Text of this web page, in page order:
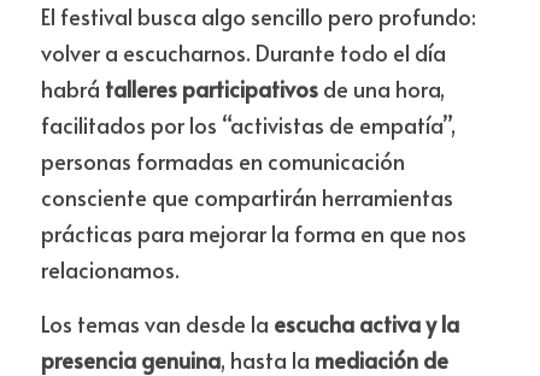
El festival busca algo sencillo pero profundo:
volver a escucharnos. Durante todo el día
habrá talleres participativos de una hora,
facilitados por los “activistas de empatía”,
personas formadas en comunicación
consciente que compartirán herramientas
prácticas para mejorar la forma en que nos
relacionamos.
Los temas van desde la escucha activa y la
presencia genuina, hasta la mediación de